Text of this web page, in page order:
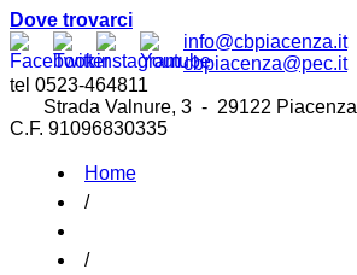
Dove trovarci
info@cbpiacenza.it
cbpiacenza@pec.it
tel 0523-464811
Strada Valnure, 3 - 29122 Piacenza
C.F. 91096830335
Home
/
/